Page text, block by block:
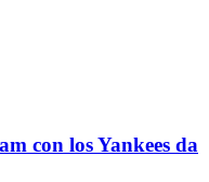
con los Yankees da